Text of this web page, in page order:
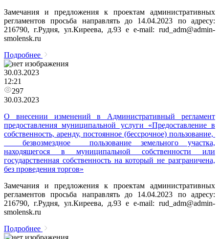
Замечания и предложения к проектам административных
регламентов просьба направлять до 14.04.2023 по адресу:
216790, г.Рудня, ул.Киреева, д.93 e e-mail: rud_adm@admin-
smolensk.ru
Подробнее
30.03.2023
12:21
297
30.03.2023
О внесении изменений в Административный регламент
предоставления муниципальной услуги «Предоставление в
собственность, аренду, постоянное (бессрочное) пользование,
безвозмездное пользование земельного участка,
находящегося в муниципальной собственности или
государственная собственность на который не разграничена,
без проведения торгов»
Замечания и предложения к проектам административных
регламентов просьба направлять до 14.04.2023 по адресу:
216790, г.Рудня, ул.Киреева, д.93 e e-mail: rud_adm@admin-
smolensk.ru
Подробнее